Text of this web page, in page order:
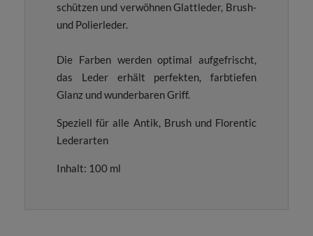
schützen und verwöhnen Glattleder, Brush-
und Polierleder.
Die Farben werden optimal aufgefrischt,
das Leder erhält perfekten, farbtiefen
Glanz und wunderbaren Griff.
Speziell für alle Antik, Brush und Florentic
Lederarten
Inhalt: 100 ml